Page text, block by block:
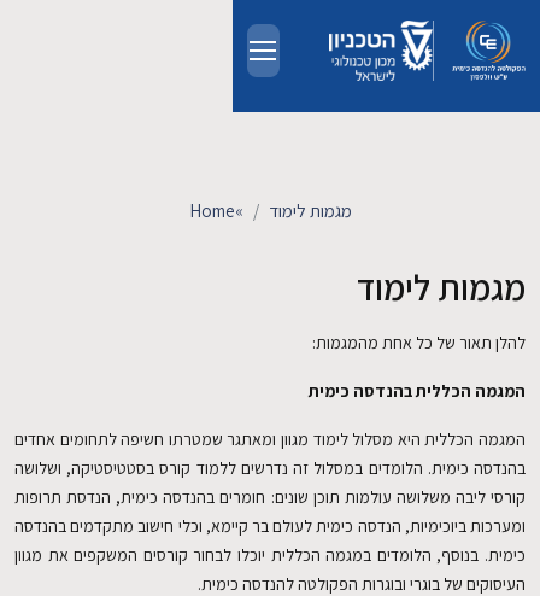
מחקר
חדשות ואירועים
קשרי תעשייה
צרו קשר
Home» מגמות לימוד
מגמות לימוד
להלן תאור של כל אחת מהמגמות:
המגמה הכללית בהנדסה כימית
המגמה הכללית היא מסלול לימוד מגוון ומאתגר שמטרתו חשיפה לתחומים אחדים
בהנדסה כימית. הלומדים במסלול זה נדרשים ללמוד קורס בסטטיסטיקה, ושלושה
קורסי ליבה משלושה עולמות תוכן שונים: חומרים בהנדסה כימית, הנדסת תרופות
ומערכות ביוכימיות, הנדסה כימית לעולם בר קיימא, וכלי חישוב מתקדמים בהנדסה
כימית. בנוסף, הלומדים במגמה הכללית יוכלו לבחור קורסים המשקפים את מגוון
העיסוקים של בוגרי ובוגרות הפקולטה להנדסה כימית.